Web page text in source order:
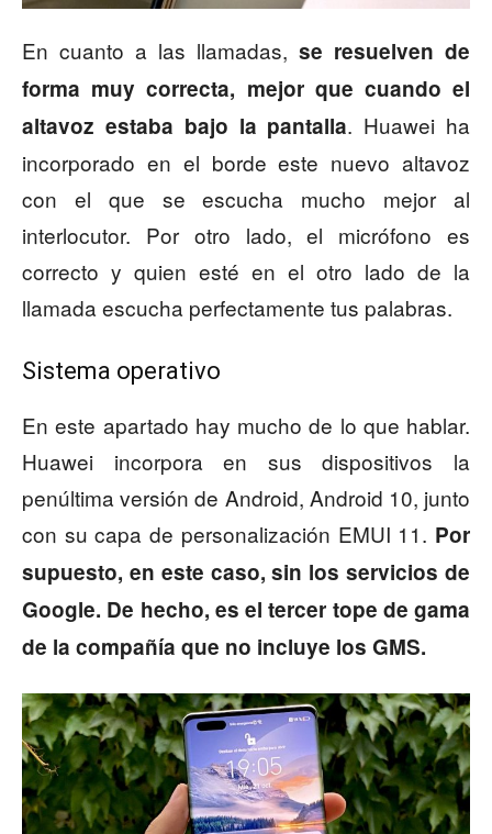
En cuanto a las llamadas, se resuelven de
forma muy correcta, mejor que cuando el
altavoz estaba bajo la pantalla. Huawei ha
incorporado en el borde este nuevo altavoz
con el que se escucha mucho mejor al
interlocutor. Por otro lado, el micrófono es
correcto y quien esté en el otro lado de la
llamada escucha perfectamente tus palabras.
Sistema operativo
En este apartado hay mucho de lo que hablar.
Huawei incorpora en sus dispositivos la
penúltima versión de Android, Android 10, junto
con su capa de personalización EMUI 11. Por
supuesto, en este caso, sin los servicios de
Google. De hecho, es el tercer tope de gama
de la compañía que no incluye los GMS.